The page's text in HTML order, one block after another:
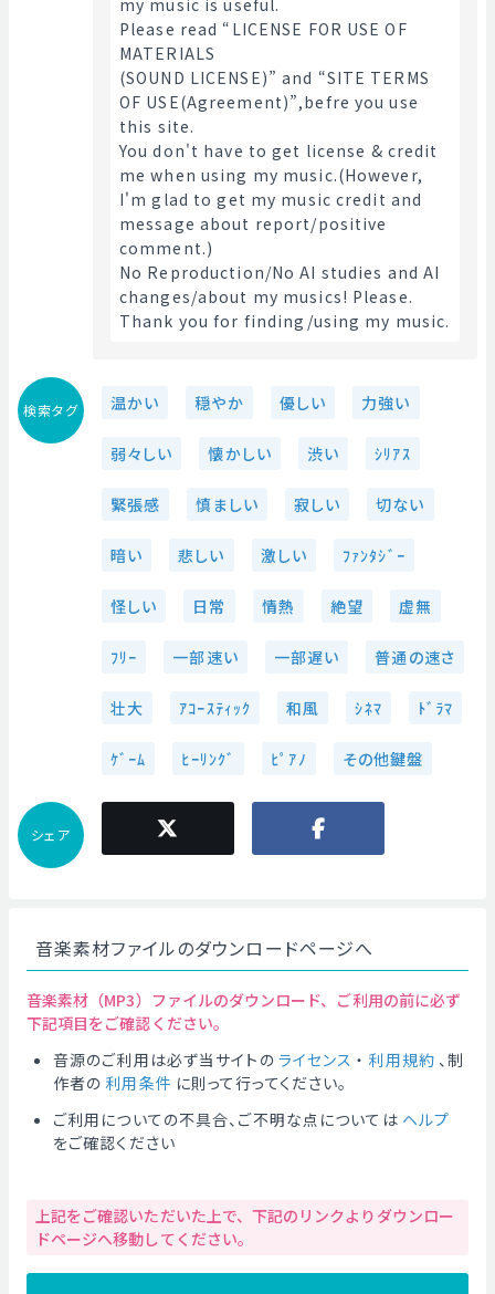
my music is useful.
Please read “LICENSE FOR USE OF
MATERIALS
(SOUND LICENSE)” and “SITE TERMS
OF USE(Agreement)”,befre you use
this site.
You don't have to get license & credit
me when using my music.(However,
I'm glad to get my music credit and
message about report/positive
comment.)
No Reproduction/No AI studies and AI
changes/about my musics! Please.
検索タグ 温かい 穏やか 優しい 力強い
弱々しい 懐かしい 渋い ｼﾘｱｽ
緊張感 慎ましい 寂しい 切ない
暗い 悲しい 激しい ﾌｧﾝﾀｼﾞｰ
怪しい 日常 情熱 絶望 虚無
ﾌﾘｰ 一部速い 一部遅い 普通の速さ
壮大 ｱｺｰｽﾃｨｯｸ 和風 ｼﾈﾏ ﾄﾞﾗﾏ
ｹﾞｰﾑ ﾋｰﾘﾝｸﾞ ﾋﾟｱﾉ その他鍵盤
シェア
音楽素材ファイルのダウンロードページへ
音楽素材（MP3）ファイルのダウンロード、ご利用の前に必ず
下記項目をご確認ください。
音源のご利用は必ず当サイトの ライセンス ・ 利用規約 、制
作者の 利用条件 に則って行ってください。
ご利用についての不具合、ご不明な点については ヘルプ
をご確認ください
上記をご確認いただいた上で、下記のリンクよりダウンロー
ドページへ移動してください。